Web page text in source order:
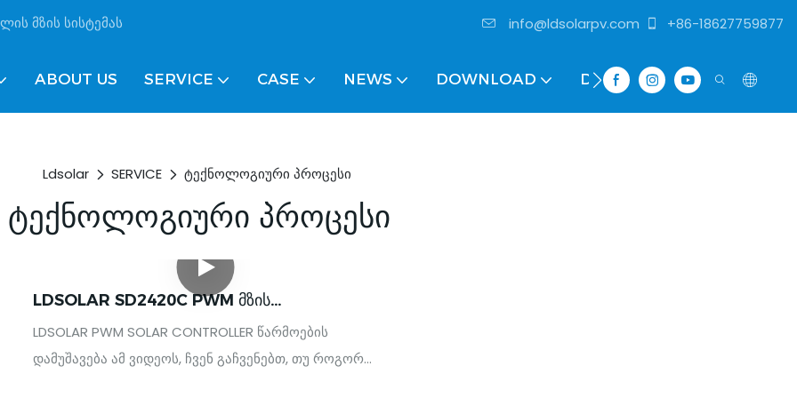
მზის სისტემას info@ldsolarpv.com +86-18627759877
ABOUT US SERVICE CASE NEWS DOWNLOAD DISTRIBUTOR
Ldsolar SERVICE ტექნოლოგიური პროცესი
Ტექნოლოგიური Პროცესი
LDSOLAR SD2420C PWM Მზის
Კონტროლერის Წარმოების Პროცესი
LDSOLAR PWM SOLAR CONTROLLER წარმოების
დამუშავება ამ ვიდეოს, ჩვენ გაჩვენებთ, თუ როგორ